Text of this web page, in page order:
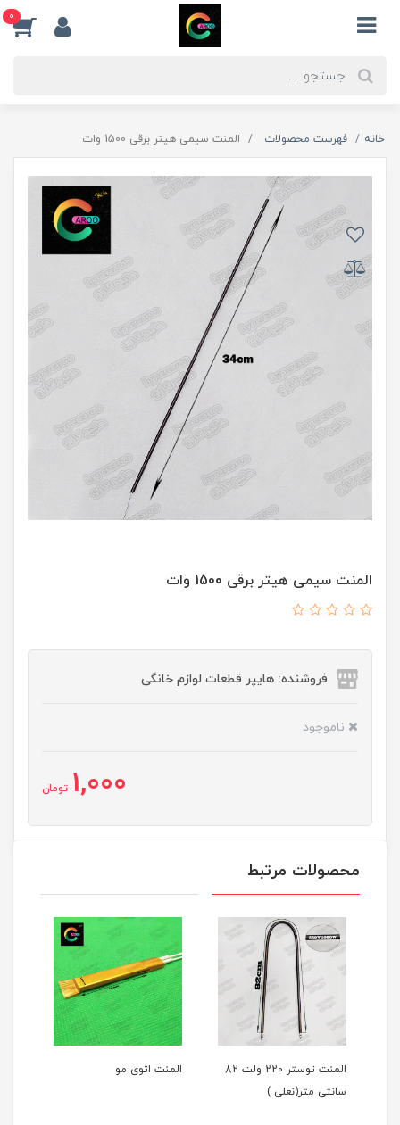
0
خانه فهرست محصولات المنت سیمی هیتر برقی 1500 وات
المنت سیمی هیتر برقی 1500 وات
فروشنده: هایپر قطعات لوازم خانگی
ناموجود
1,000 تومان
محصولات مرتبط
المنت توستر 220 ولت 82
سانتی متر(نعلی )
المنت اتوی مو